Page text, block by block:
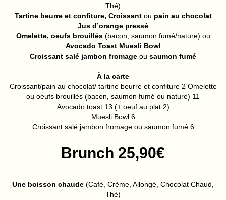
Thé)
Tartine beurre et confiture, Croissant ou pain au chocolat
Jus d’orange pressé
Omelette, oeufs brouillés (bacon, saumon fumé/nature) ou
Avocado Toast Muesli Bowl
Croissant salé jambon fromage ou saumon fumé
À la carte
Croissant/pain au chocolat/ tartine beurre et confiture 2 Omelette
ou oeufs brouillés (bacon, saumon fumé ou nature) 11
Avocado toast 13 (+ oeuf au plat 2)
Muesli Bowl 6
Croissant salé jambon fromage ou saumon fumé 6
Brunch 25,90€
Une boisson chaude (Café, Crème, Allongé, Chocolat Chaud,
Thé)